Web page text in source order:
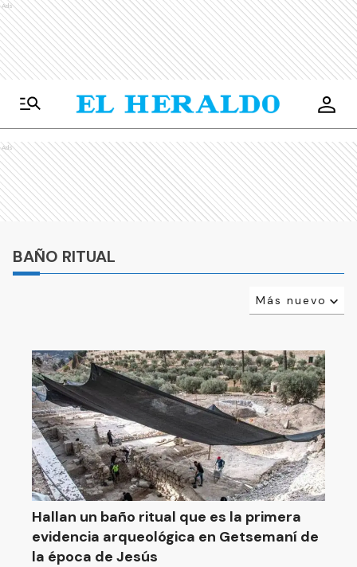
Ads
Ads
BAÑO RITUAL
Más nuevo
Hallan un baño ritual que es la primera
evidencia arqueológica en Getsemaní de
la época de Jesús